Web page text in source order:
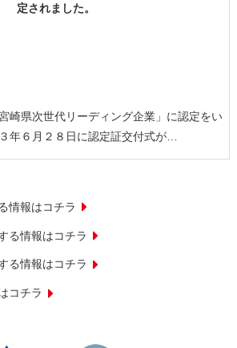
定されました。
崎県次世代リーディング企業」に認定をい
年６月２８日に認定証交付式が…
情報はコチラ
る情報はコチラ
る情報はコチラ
コチラ